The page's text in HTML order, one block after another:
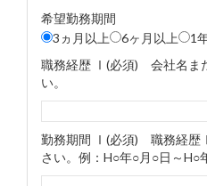
希望勤務期間
3ヵ月以上
6ヶ月以上 1
職務経歴 Ⅰ(必須) 会社名ま
い。
勤務期間 Ⅰ(必須) 職務経歴
さい。例：H○年○月○日～H○